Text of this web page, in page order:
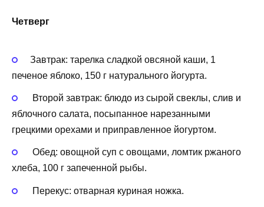
Четверг
Завтрак: тарелка сладкой овсяной каши, 1
печеное яблоко, 150 г натурального йогурта.
Второй завтрак: блюдо из сырой свеклы, слив и
яблочного салата, посыпанное нарезанными
грецкими орехами и приправленное йогуртом.
Обед: овощной суп с овощами, ломтик ржаного
хлеба, 100 г запеченной рыбы.
Перекус: отварная куриная ножка.